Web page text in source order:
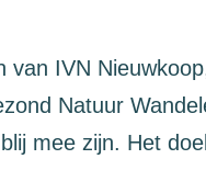
IVN
Natuur
mee zijn. Het